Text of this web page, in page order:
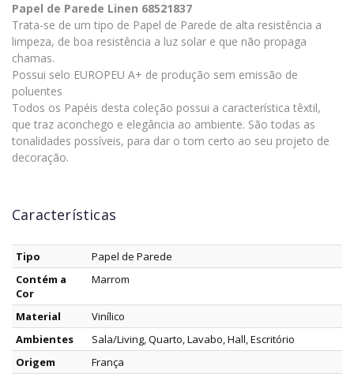
Papel de Parede Linen 68521837
Trata-se de um tipo de Papel de Parede de alta resistência a
limpeza, de boa resistência a luz solar e que não propaga
chamas.
Possui selo EUROPEU A+ de produção sem emissão de
poluentes
Todos os Papéis desta coleção possui a característica têxtil,
que traz aconchego e elegância ao ambiente. São todas as
tonalidades possíveis, para dar o tom certo ao seu projeto de
decoração.
Características
Tipo
Papel de Parede
Contém a
Cor
Marrom
Material
Vinílico
Ambientes
Sala/Living, Quarto, Lavabo, Hall, Escritório
Origem
França